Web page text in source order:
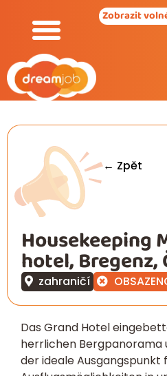
Zobrazit
← Zpět
Housekeeping
hotel,
zahraničí
Das Grand Hotel
herrlichen Bergpanorama
der ideale Ausgangspunkt